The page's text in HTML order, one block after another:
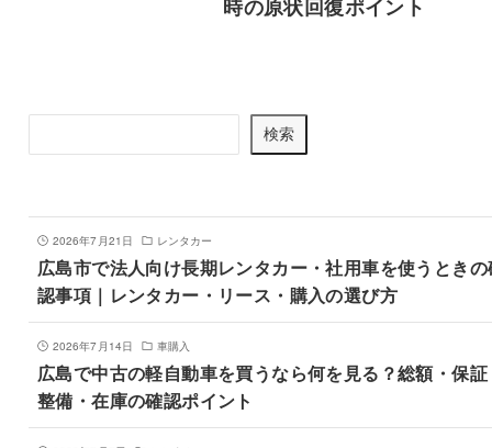
時の原状回復ポイント
索
検索
2026年7月21日 レンタカー
広島市で法人向け長期レンタカー・社用車を使うときの
認事項｜レンタカー・リース・購入の選び方
2026年7月14日 車購入
広島で中古の軽自動車を買うなら何を見る？総額・保証
整備・在庫の確認ポイント